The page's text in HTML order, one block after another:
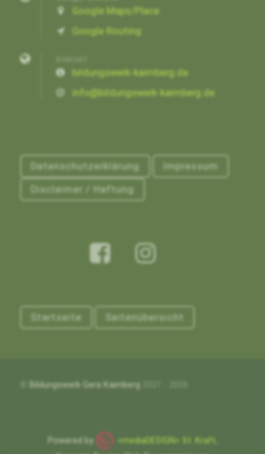
Google Maps/Place
Google Routing
bildungswerk-kaimberg.de
info@bildungswerk-kaimberg.de
Datenschutzerklärung Impressum
Disclaimer / Haftung
Startseite Seitenübersicht
Bildungswerk Gera Kaimberg
Powered by
<mediaDESIGN> St. Kraft,